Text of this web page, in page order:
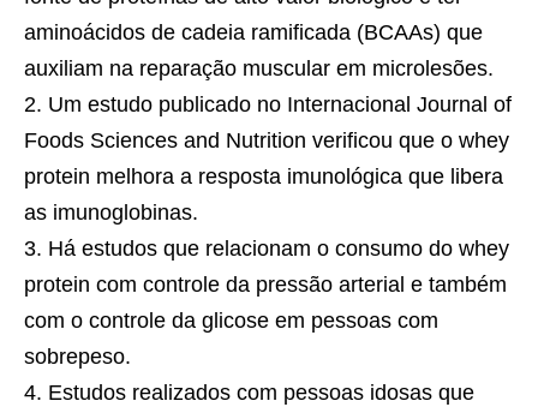
aminoácidos de cadeia ramificada (BCAAs) que
auxiliam na reparação muscular em microlesões.
Um estudo publicado no Internacional Journal of
Foods Sciences and Nutrition verificou que o whey
protein melhora a resposta imunológica que libera
as imunoglobinas.
Há estudos que relacionam o consumo do whey
protein com controle da pressão arterial e também
com o controle da glicose em pessoas com
sobrepeso.
Estudos realizados com pessoas idosas que